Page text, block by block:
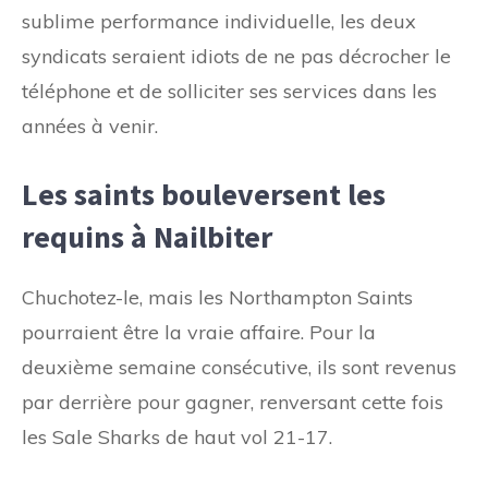
sublime performance individuelle, les deux
syndicats seraient idiots de ne pas décrocher le
téléphone et de solliciter ses services dans les
années à venir.
Les saints bouleversent les
requins à Nailbiter
Chuchotez-le, mais les Northampton Saints
pourraient être la vraie affaire. Pour la
deuxième semaine consécutive, ils sont revenus
par derrière pour gagner, renversant cette fois
les Sale Sharks de haut vol 21-17.